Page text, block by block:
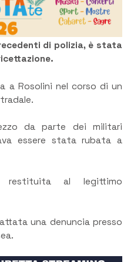
di polizia, è stata
a Rosolini nel corso di un
da parte dei militari
essere stata rubata a
restituita al legittimo
una denuncia presso